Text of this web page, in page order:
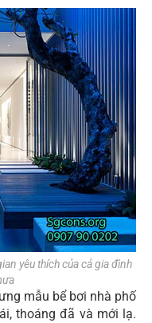
yêu thích của cả gia đình
mẫu bể bơi nhà phố
thoáng đã và mới lạ.